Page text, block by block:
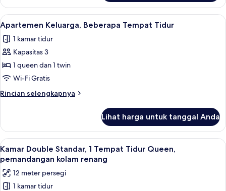
Kamar
Double
Standar,
Tempat
Tidur
Lihat
semua
foto
untuk
Apartemen
Keluarga,
Beberapa
Tempat
Apartemen Keluarga, Beberapa
6
Apartemen Keluarga, Beberapa Tempat Tidur
1 kamar tidur
Kapasitas 3
1 queen dan 1 twin
Wi-Fi Gratis
Rincian selengkapnya
Rincian
Apartemen
Keluarga,
Beberapa
Tempat
Tidur
Lihat harga untuk tanggal Anda
Lihat
semua
foto
untuk
Kamar Double Standar, 1 Tempat
4
Kamar Double Standar, 1 Tempat Tidur Queen,
pemandangan kolam renang
12 meter persegi
1 kamar tidur